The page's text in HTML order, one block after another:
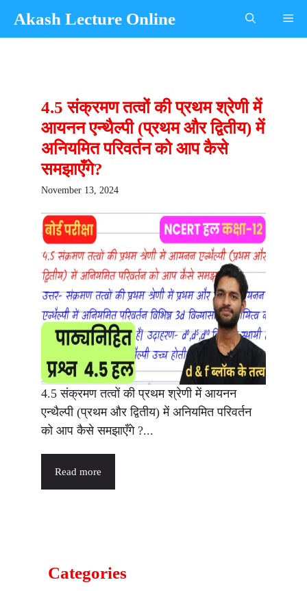
Akash Lecture Online
4.5 संक्रमण तत्वों की प्रथम श्रेणी में
आयनन एन्थैल्पी (प्रथम और द्वितीय) में
अनियमित परिवर्तन को आप कैसे
समझाएँगे?
November 13, 2024
4.5 संक्रमण तत्वों की प्रथम श्रेणी में आयनन
एन्थैल्पी (प्रथम और द्वितीय) में अनियमित परिवर्तन
को आप कैसे समझाएँगे ?...
Read more
Categories